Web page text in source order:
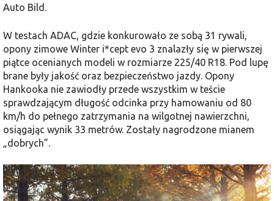
Auto Bild.
W testach ADAC, gdzie konkurowało ze sobą 31 rywali,
opony zimowe Winter i*cept evo 3 znalazły się w pierwszej
piątce ocenianych modeli w rozmiarze 225/40 R18. Pod lupę
brane były jakość oraz bezpieczeństwo jazdy. Opony
Hankooka nie zawiodły przede wszystkim w teście
sprawdzającym długość odcinka przy hamowaniu od 80
km/h do pełnego zatrzymania na wilgotnej nawierzchni,
osiągając wynik 33 metrów. Zostały nagrodzone mianem
„dobrych”.